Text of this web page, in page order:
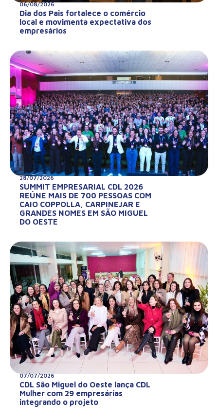
06/08/2026
Dia dos Pais fortalece o comércio
local e movimenta expectativa dos
empresários
28/07/2026
SUMMIT EMPRESARIAL CDL 2026
REÚNE MAIS DE 700 PESSOAS COM
CAIO COPPOLLA, CARPINEJAR E
GRANDES NOMES EM SÃO MIGUEL
DO OESTE
07/07/2026
CDL São Miguel do Oeste lança CDL
Mulher com 29 empresárias
integrando o projeto